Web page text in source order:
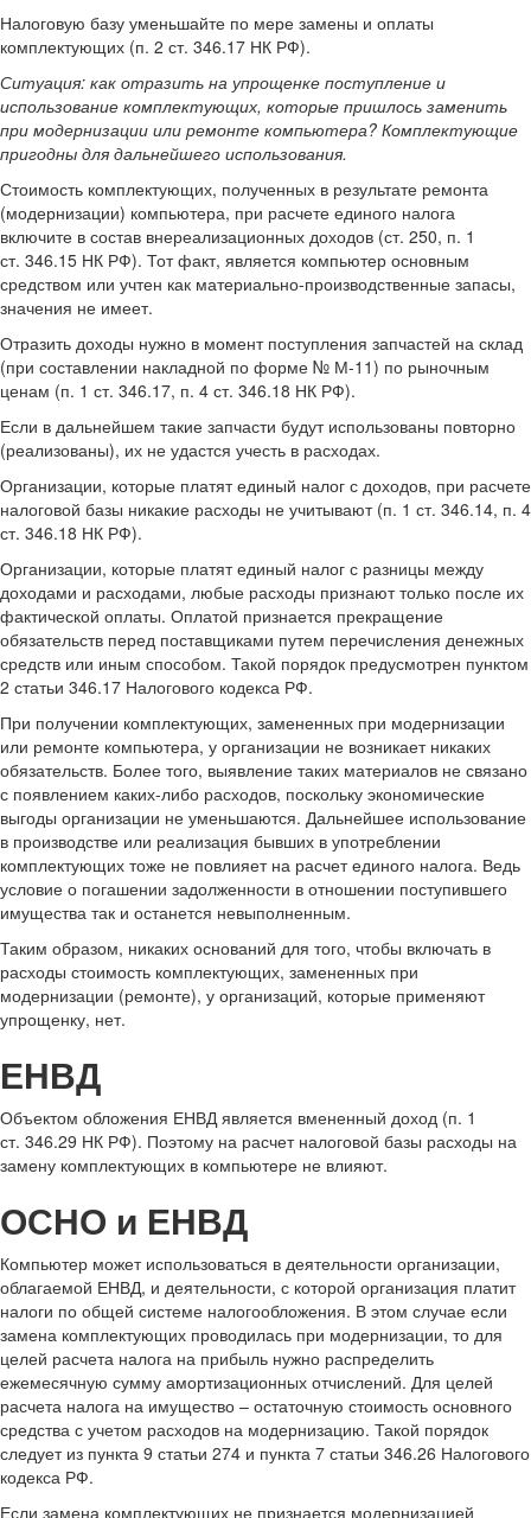
Налоговую базу уменьшайте по мере замены и оплаты
комплектующих (п. 2 ст. 346.17 НК РФ).
Ситуация: как отразить на упрощенке поступление и
использование комплектующих, которые пришлось заменить
при модернизации или ремонте компьютера? Комплектующие
пригодны для дальнейшего использования.
Стоимость комплектующих, полученных в результате ремонта
(модернизации) компьютера, при расчете единого налога
включите в состав внереализационных доходов (ст. 250, п. 1
ст. 346.15 НК РФ). Тот факт, является компьютер основным
средством или учтен как материально-производственные запасы,
значения не имеет.
Отразить доходы нужно в момент поступления запчастей на склад
(при составлении накладной по форме № М-11) по рыночным
ценам (п. 1 ст. 346.17, п. 4 ст. 346.18 НК РФ).
Если в дальнейшем такие запчасти будут использованы повторно
(реализованы), их не удастся учесть в расходах.
Организации, которые платят единый налог с доходов, при расчете
налоговой базы никакие расходы не учитывают (п. 1 ст. 346.14, п. 4
ст. 346.18 НК РФ).
Организации, которые платят единый налог с разницы между
доходами и расходами, любые расходы признают только после их
фактической оплаты. Оплатой признается прекращение
обязательств перед поставщиками путем перечисления денежных
средств или иным способом. Такой порядок предусмотрен пунктом
2 статьи 346.17 Налогового кодекса РФ.
При получении комплектующих, замененных при модернизации
или ремонте компьютера, у организации не возникает никаких
обязательств. Более того, выявление таких материалов не связано
с появлением каких-либо расходов, поскольку экономические
выгоды организации не уменьшаются. Дальнейшее использование
в производстве или реализация бывших в употреблении
комплектующих тоже не повлияет на расчет единого налога. Ведь
условие о погашении задолженности в отношении поступившего
имущества так и останется невыполненным.
Таким образом, никаких оснований для того, чтобы включать в
расходы стоимость комплектующих, замененных при
модернизации (ремонте), у организаций, которые применяют
упрощенку, нет.
ЕНВД
Объектом обложения ЕНВД является вмененный доход (п. 1
ст. 346.29 НК РФ). Поэтому на расчет налоговой базы расходы на
замену комплектующих в компьютере не влияют.
ОСНО и ЕНВД
Компьютер может использоваться в деятельности организации,
облагаемой ЕНВД, и деятельности, с которой организация платит
налоги по общей системе налогообложения. В этом случае если
замена комплектующих проводилась при модернизации, то для
целей расчета налога на прибыль нужно распределить
ежемесячную сумму амортизационных отчислений. Для целей
расчета налога на имущество – остаточную стоимость основного
средства с учетом расходов на модернизацию. Такой порядок
следует из пункта 9 статьи 274 и пункта 7 статьи 346.26 Налогового
кодекса РФ.
Если замена комплектующих не признается модернизацией